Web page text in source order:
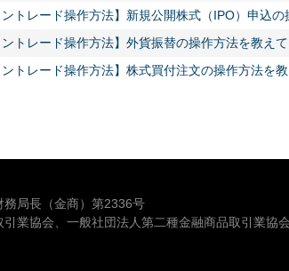
ントレード操作方法】新規公開株式（IPO）申込の
ントレード操作方法】外貨振替の操作方法を教えて
ントレード操作方法】株式買付注文の操作方法を教
局長（金商）第2336号
業協会、一般社団法人第二種金融商品取引業協